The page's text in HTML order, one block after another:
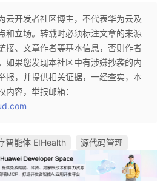
云开发者社区博主，不代表华为云及
和立场。转载时必须标注文章的来源
接、文章作者等基本信息，否则作者
如果您发现本社区中有涉嫌抄袭的内
报，并提供相关证据，一经查实，本
容，举报邮箱：
智能体 EIHealth 源代码管理